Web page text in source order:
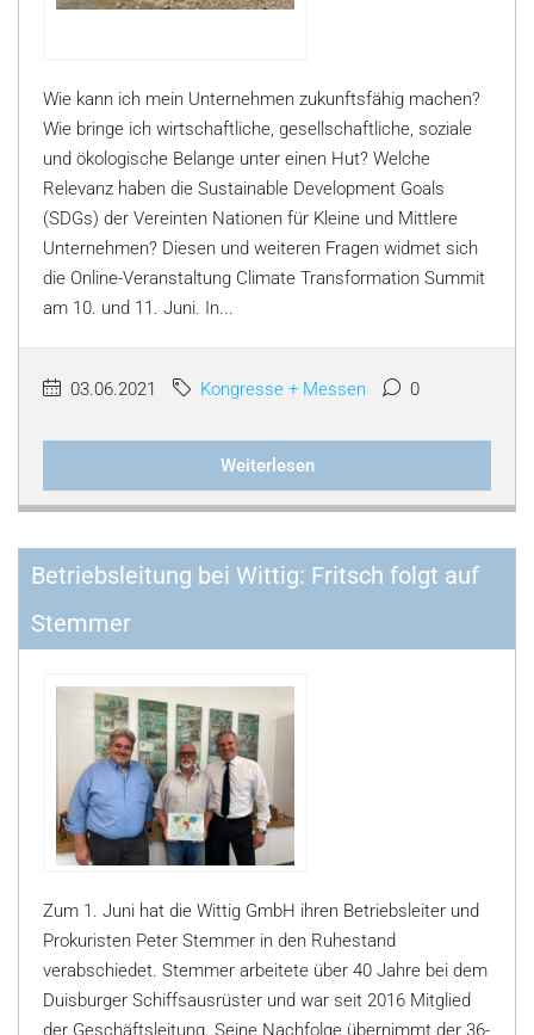
Wie kann ich mein Unternehmen zukunftsfähig machen?
Wie bringe ich wirtschaftliche, gesellschaftliche, soziale
und ökologische Belange unter einen Hut? Welche
Relevanz haben die Sustainable Development Goals
(SDGs) der Vereinten Nationen für Kleine und Mittlere
Unternehmen? Diesen und weiteren Fragen widmet sich
die Online-Veranstaltung Climate Transformation Summit
am 10. und 11. Juni. In...
03.06.2021 Kongresse + Messen 0
Weiterlesen
Betriebsleitung bei Wittig: Fritsch folgt auf
Stemmer
Zum 1. Juni hat die Wittig GmbH ihren Betriebsleiter und
Prokuristen Peter Stemmer in den Ruhestand
verabschiedet. Stemmer arbeitete über 40 Jahre bei dem
Duisburger Schiffsausrüster und war seit 2016 Mitglied
der Geschäftsleitung. Seine Nachfolge übernimmt der 36-